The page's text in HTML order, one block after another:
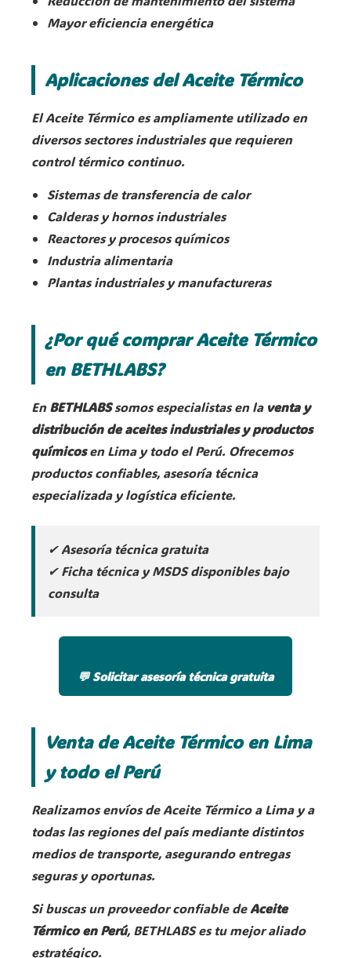
Mayor eficiencia energética
Aplicaciones del Aceite Térmico
El Aceite Térmico es ampliamente utilizado en
diversos sectores industriales que requieren
control térmico continuo.
Sistemas de transferencia de calor
Calderas y hornos industriales
Reactores y procesos químicos
Industria alimentaria
Plantas industriales y manufactureras
¿Por qué comprar Aceite Térmico
en BETHLABS?
EnBETHLABSsomos especialistas en la venta y
distribución de aceites industriales y productos
químicosen Lima y todo el Perú. Ofrecemos
productos confiables, asesoría técnica
especializada y logística eficiente.
✔ Asesoría técnica gratuita
✔ Ficha técnica y MSDS disponibles bajo
consulta
💬 Solicitar asesoría técnica gratuita
Venta de Aceite Térmico en Lima
y todo el Perú
Realizamos envíos de Aceite Térmico a Lima y a
todas las regiones del país mediante distintos
medios de transporte, asegurando entregas
seguras y oportunas.
Si buscas un proveedor confiable deAceite
Térmico en Perú, BETHLABS es tu mejor aliado
estratégico.